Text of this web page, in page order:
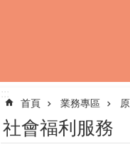
:::
首頁 業務專區
社會福利服務